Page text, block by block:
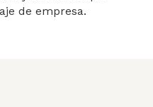
de empresa.